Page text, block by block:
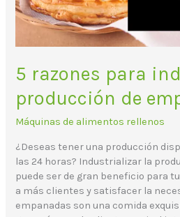
5 razones para
producción de
Máquinas de alimentos rellenos
¿Deseas tener una producción
las 24 horas? Industrializar la
puede ser de gran beneficio para
a más clientes y satisfacer la
empanadas son una comida